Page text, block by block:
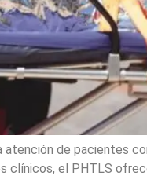
atención de pacientes
clínicos, el PHTLS